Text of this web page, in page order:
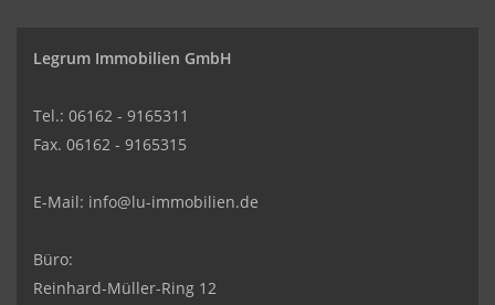
Legrum Immobilien GmbH
Tel.: 06162 - 9165311
Fax. 06162 - 9165315
E-Mail: info@lu-immobilien.de
Büro:
Reinhard-Müller-Ring 12